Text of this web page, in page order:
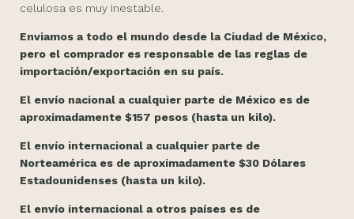
celulosa es muy inestable.
Enviamos a todo el mundo desde la Ciudad de México,
pero el comprador es responsable de las reglas de
importación/exportación en su país.
El envío nacional a cualquier parte de México es de
aproximadamente $157 pesos (hasta un kilo).
El envío internacional a cualquier parte de
Norteamérica es de aproximadamente $30 Dólares
Estadounidenses (hasta un kilo).
El envío internacional a otros países es de